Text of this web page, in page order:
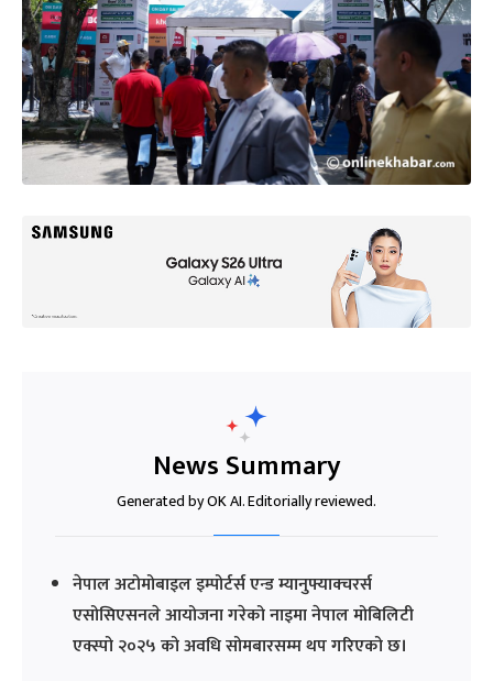
News Summary
Generated by OK AI. Editorially reviewed.
नेपाल अटोमोबाइल इम्पोर्टर्स एन्ड म्यानुफ्याक्चरर्स
एसोसिएसनले आयोजना गरेको नाइमा नेपाल मोबिलिटी
एक्स्पो २०२५ को अवधि सोमबारसम्म थप गरिएको छ।